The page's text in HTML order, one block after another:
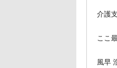
介護
ここ
風早